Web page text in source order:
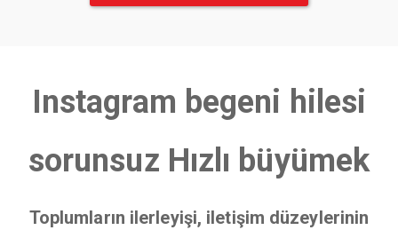
Instagram begeni hilesi
sorunsuz Hızlı büyümek
Toplumların ilerleyişi, iletişim düzeylerinin